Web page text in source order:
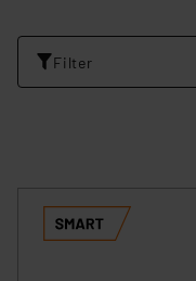
Filter